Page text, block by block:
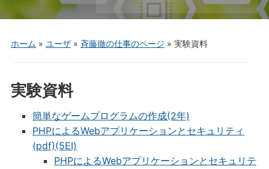
mobile
menu
ホーム » ユーザ» 斉藤徹の仕事のページ » 実験資料
実験資料
簡単なゲームプログラムの作成(2年)
PHPによるWebアプリケーションとセキュリティ
(pdf)(5EI)
PHPによるWebアプリケーションとセキュリテ